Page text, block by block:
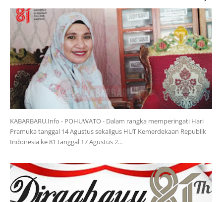
KABARBARU.Info - POHUWATO - Dalam rangka memperingati Hari
Pramuka tanggal 14 Agustus sekaligus HUT Kemerdekaan Republik
Indonesia ke 81 tanggal 17 Agustus 2…